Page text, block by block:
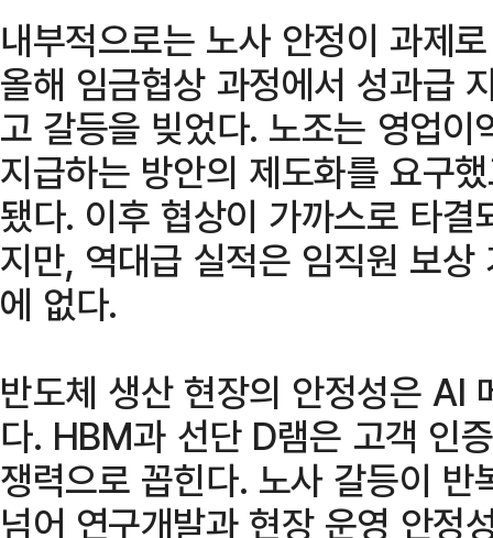
내부적으로는 노사 안정이 과제
올해 임금협상 과정에서 성과급
고 갈등을 빚었다. 노조는 영업
지급하는 방안의 제도화를 요구
됐다. 이후 협상이 가까스로 타
지만, 역대급 실적은 임직원 보
에 없다.
반도체 생산 현장의 안정성은 AI
다. HBM과 선단 D램은 고객 인
쟁력으로 꼽힌다. 노사 갈등이
넘어 연구개발과 현장 운영 안정